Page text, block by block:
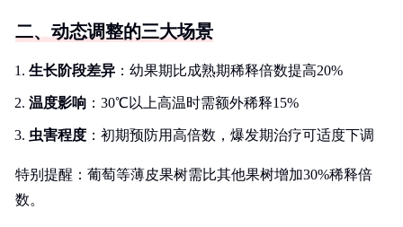
二、动态调整的三大场景
生长阶段差异 ：幼果期比成熟期稀释倍数提高20%
温度影响 ：30℃以上高温时需额外稀释15%
虫害程度 ：初期预防用高倍数，爆发期治疗可适度下调
特别提醒：葡萄等薄皮果树需比其他果树增加30%稀释倍
数。